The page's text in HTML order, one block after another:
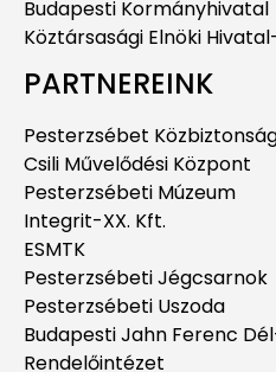
Budapesti Kormányhivatal
Köztársasági Elnöki
PARTNEREINK
Pesterzsébet
Csili Művelődési Központ
Pesterzsébeti Múzeum
Integrit-XX. Kft.
ESMTK
Pesterzsébeti Jégcsarnok
Pesterzsébeti Uszoda
Budapesti Jahn Ferenc
Rendelőintézet